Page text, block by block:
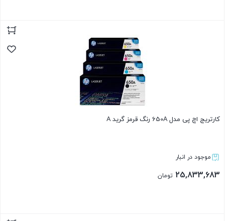
کارتریج اچ پی مدل 650A رنگ قرمز گرید A
موجود در انبار
25,833,683 تومان